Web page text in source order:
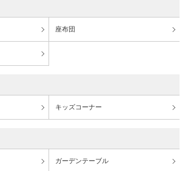
座布団
キッズコーナー
ガーデンテーブル